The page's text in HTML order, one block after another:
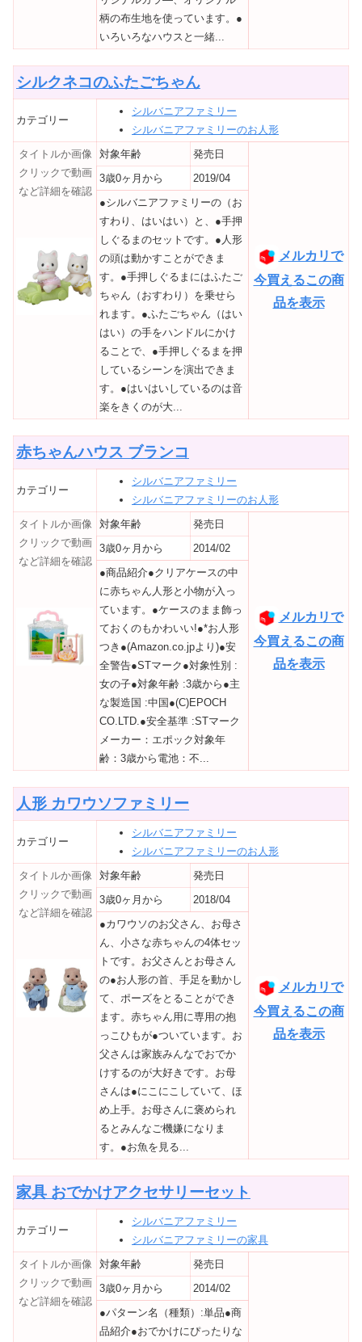
柄の布生地を使っています。●
いろいろなハウスと一緒...
シルクネコのふたごちゃん
カテゴリー
シルバニアファミリー
シルバニアファミリーのお人形
タイトルか画像
クリックで動画
など詳細を確認
対象年齢 発売日
メルカリで
今買えるこの商
品を表示
3歳0ヶ月から
2019/04
●シルバニアファミリーの（お
すわり、はいはい）と、●手押
しぐるまのセットです。●人形
の頭は動かすことができま
す。●手押しぐるまにはふたご
ちゃん（おすわり）を乗せら
れます。●ふたごちゃん（はい
はい）の手をハンドルにかけ
ることで、●手押しぐるまを押
しているシーンを演出できま
す。●はいはいしているのは音
楽をきくのが大...
赤ちゃんハウス ブランコ
カテゴリー
シルバニアファミリー
シルバニアファミリーのお人形
タイトルか画像
クリックで動画
など詳細を確認
対象年齢 発売日
メルカリで
今買えるこの商
品を表示
3歳0ヶ月から
2014/02
●商品紹介●クリアケースの中
に赤ちゃん人形と小物が入っ
ています。●ケースのまま飾っ
ておくのもかわいい!●*お人形
つき●(Amazon.co.jpより)●安
全警告●STマーク●対象性別 :
女の子●対象年齢 :3歳から●主
な製造国 :中国●(C)EPOCH
CO.LTD.●安全基準 :STマーク
メーカー：エポック対象年
齢：3歳から電池：不...
人形 カワウソファミリー
カテゴリー
シルバニアファミリー
シルバニアファミリーのお人形
タイトルか画像
クリックで動画
など詳細を確認
対象年齢 発売日
メルカリで
今買えるこの商
品を表示
3歳0ヶ月から
2018/04
●カワウソのお父さん、お母さ
ん、小さな赤ちゃんの4体セッ
トです。お父さんとお母さん
の●お人形の首、手足を動かし
て、ポーズをとることができ
ます。赤ちゃん用に専用の抱
っこひもが●ついています。お
父さんは家族みんなでおでか
けするのが大好きです。お母
さんは●にこにこしていて、ほ
め上手。お母さんに褒められ
るとみんなご機嫌になりま
す。●お魚を見る...
家具 おでかけアクセサリーセット
カテゴリー
シルバニアファミリー
シルバニアファミリーの家具
タイトルか画像
クリックで動画
など詳細を確認
対象年齢 発売日
3歳0ヶ月から
2014/02
●パターン名（種類）:単品●商
品紹介●おでかけにぴったりな